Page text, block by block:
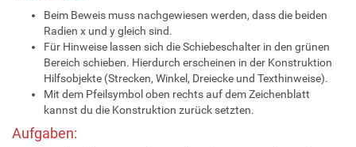
Beim Beweis muss nachgewiesen werden, dass die beiden
Radien x und y gleich sind.
Für Hinweise lassen sich die Schiebeschalter in den grünen
Bereich schieben. Hierdurch erscheinen in der Konstruktion
Hilfsobjekte (Strecken, Winkel, Dreiecke und Texthinweise).
Mit dem Pfeilsymbol oben rechts auf dem Zeichenblatt
kannst du die Konstruktion zurück setzten.
Aufgaben: